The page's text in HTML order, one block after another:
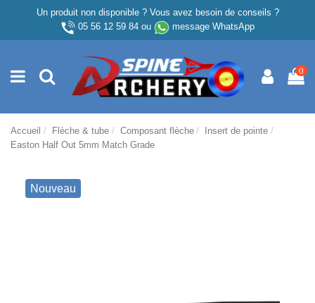
Un produit non disponible ? Vous avez besoin de conseils ?
05 56 12 59 84ou message WhatsApp
0
Accueil Flèche & tube Composant flèche
Insert de pointe
Easton Half Out 5mm Match Grade
Nouveau